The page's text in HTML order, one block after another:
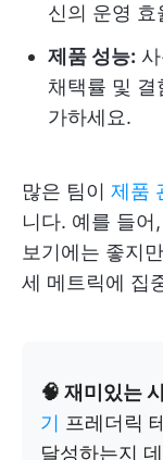
신의 운영 효
제품 성능:
채택률 및 결
가하세요.
많은 팀이 제품
니다. 예를 들
보기에는 좋지
세 메트릭에 집
🧠 재미있는
기 프레더릭
달성하는지